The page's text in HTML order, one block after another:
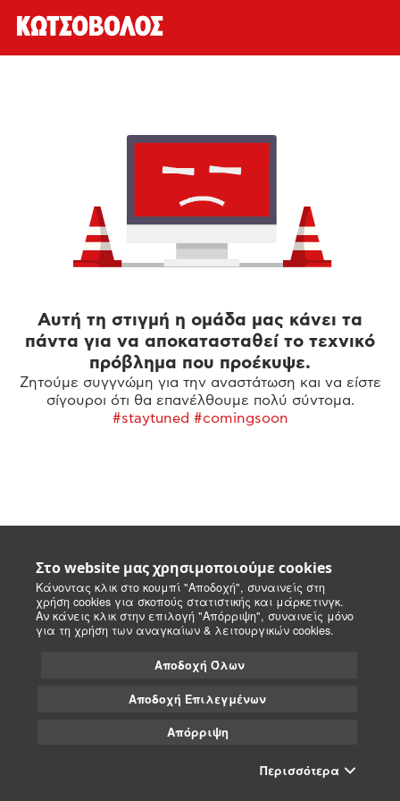
Στο website μας χρησιμοποιούμε cookies
Κάνοντας κλικ στο κουμπί "Αποδοχή", συναινείς στη
χρήση cookies για σκοπούς στατιστικής και μάρκετινγκ.
Αν κάνεις κλικ στην επιλογή "Απόρριψη", συναινείς μόνο
για τη χρήση των αναγκαίων & λειτουργικών cookies.
Αποδοχή Όλων
Αποδοχή Επιλεγμένων
Απόρριψη
Περισσότερα
Αυτή τη στιγμή η ομάδα μας κάνει τα
πάντα για να αποκατασταθεί το τεχνικό
πρόβλημα που προέκυψε.
Ζητούμε συγγνώμη για την αναστάτωση και να είστε
σίγουροι ότι θα επανέλθουμε πολύ σύντομα.
#staytuned #comingsoon